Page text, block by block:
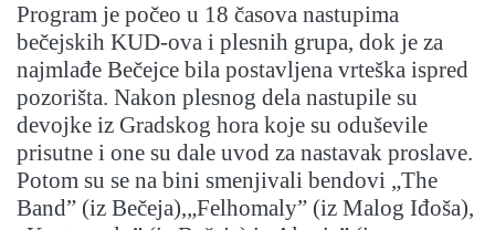
Program je počeo u 18 časova nastupima
bečejskih KUD-ova i plesnih grupa, dok je za
najmlađe Bečejce bila postavljena vrteška ispred
pozorišta. Nakon plesnog dela nastupile su
devojke iz Gradskog hora koje su oduševile
prisutne i one su dale uvod za nastavak proslave.
Potom su se na bini smenjivali bendovi „The
Band” (iz Bečeja),„Felhomaly” (iz Malog Iđoša),